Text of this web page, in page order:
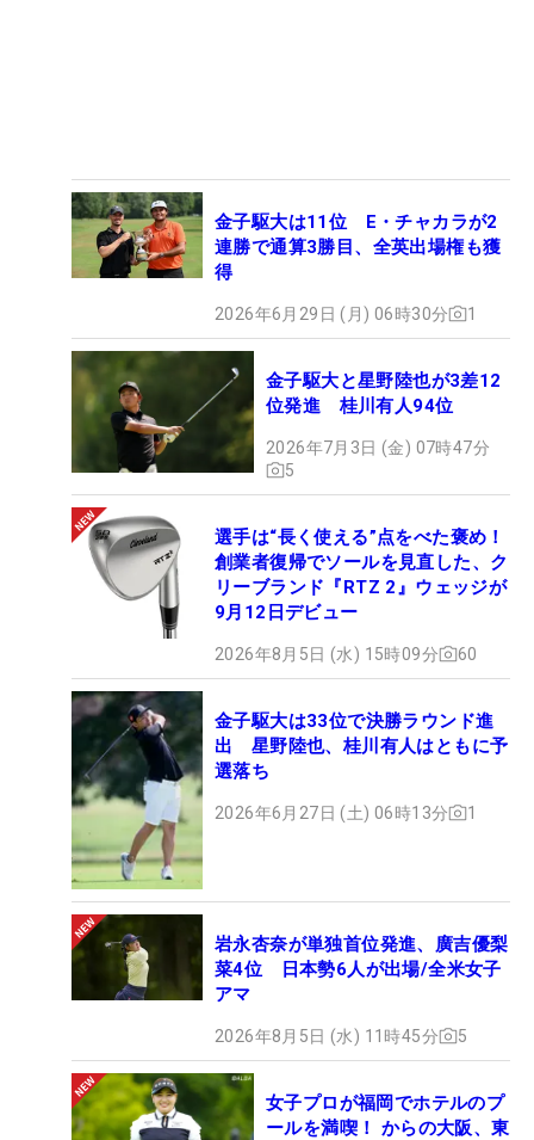
金子駆大は11位 E・チャカラが2
連勝で通算3勝目、全英出場権も獲
得
2026年6月29日 (月) 06時30分 1
金子駆大と星野陸也が3差12
位発進 桂川有人94位
2026年7月3日 (金) 07時47分
5
選手は“長く使える”点をべた褒め！
創業者復帰でソールを見直した、ク
リーブランド『RTZ 2』ウェッジが
9月12日デビュー
2026年8月5日 (水) 15時09分 60
金子駆大は33位で決勝ラウンド進
出 星野陸也、桂川有人はともに予
選落ち
2026年6月27日 (土) 06時13分 1
岩永杏奈が単独首位発進、廣吉優梨
菜4位 日本勢6人が出場/全米女子
アマ
2026年8月5日 (水) 11時45分 5
女子プロが福岡でホテルのプ
ールを満喫！ からの大阪、東